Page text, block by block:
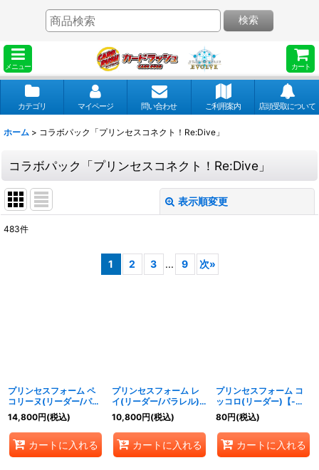
メニュー カート
検索
カテゴリ マイページ 問い合わせ ご利用案内 店頭受取について
ホーム > コラボパック「プリンセスコネクト！Re:Dive」
コラボパック「プリンセスコネクト！Re:Dive」
表示順変更
483件
1 2 3 ... 9 次»
プリンセスフォーム ペ
コリーヌ(リーダー/パラ
レル)【-】{CP04-
PR02}《ロイヤル》
14,800円(税込)
カートに入れる
プリンセスフォーム レ
イ(リーダー/パラレル)
【-】{CP04-PR06}
《ナイトメア》
10,800円(税込)
カートに入れる
プリンセスフォーム コ
ッコロ(リーダー)【-】
{CP04-PR08}《エル
フ》
80円(税込)
カートに入れる